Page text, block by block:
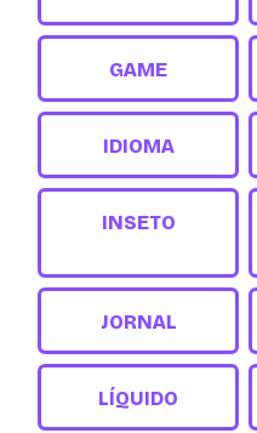
GAME
IDIOMA
INSETO
JORNAL
LÍQUIDO